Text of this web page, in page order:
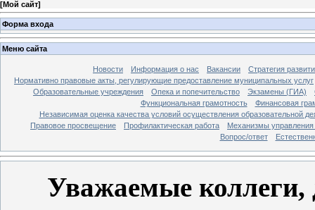
[Мой сайт]
Форма входа
Меню сайта
Новости Информация о нас Вакансии
Стратегия
Нормативно правовые акты, регулирующие предоставление муниципальных услуг
Образовательные учреждения
Опека и попечительство Экзамены (ГИА)
Функциональная грамотность
Финансовая
Независимая оценка качества условий осуществления образовательной
Правовое просвещение
Профилактическая работа
Механизмы управления
Вопрос/ответ
Уважаемые